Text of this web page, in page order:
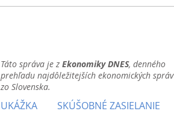
Táto správa je z Ekonomiky DNES, denného
prehľadu najdôležitejších ekonomických správ
zo Slovenska.
UKÁŽKA SKÚŠOBNÉ ZASIELANIE